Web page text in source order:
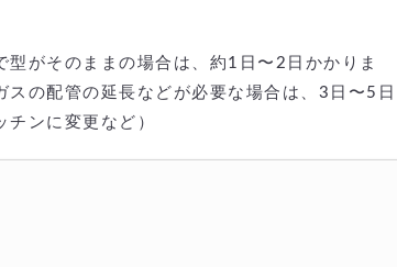
がそのままの場合は、約1日〜2日かかりま
の配管の延長などが必要な場合は、3日〜5日
ンに変更など）